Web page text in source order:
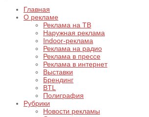
Главная
О рекламе
Реклама на ТВ
Наружная реклама
Indoor-реклама
Реклама на радио
Реклама в прессе
Реклама в интернет
Выставки
Брендинг
BTL
Полиграфия
Рубрики
Новости рекламы